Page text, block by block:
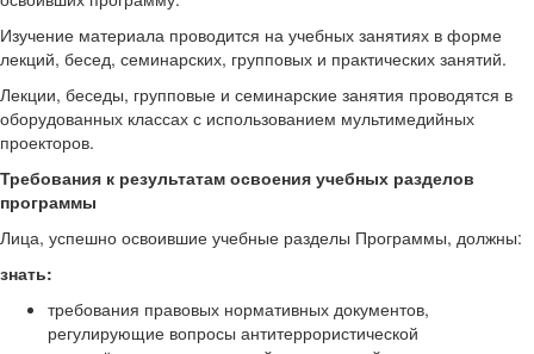
Изучение материала проводится на учебных занятиях в форме
лекций, бесед, семинарских, групповых и практических занятий.
Лекции, беседы, групповые и семинарские занятия проводятся в
оборудованных классах с использованием мультимедийных
проекторов.
Требования к результатам освоения учебных разделов
программы
Лица, успешно освоившие учебные разделы Программы, должны:
знать:
требования правовых нормативных документов,
регулирующие вопросы антитеррористической